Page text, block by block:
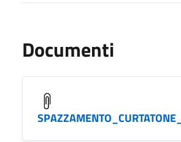
Documenti